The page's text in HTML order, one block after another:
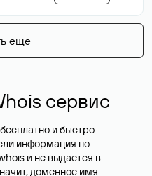
еще
сервис
и быстро
информация по
и не выдается в
доменное имя